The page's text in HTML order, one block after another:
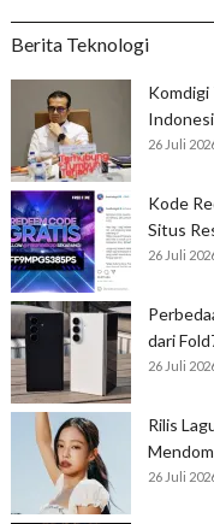
Berita Teknologi
Komdigi
26 Juli
Kode
Situs
26 Juli
dari
26 Juli
Rilis
26 Juli